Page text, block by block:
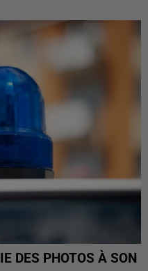
DES PHOTOS À SON